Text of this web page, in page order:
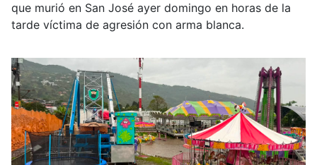
que murió en San José ayer domingo en horas de la
tarde víctima de agresión con arma blanca.